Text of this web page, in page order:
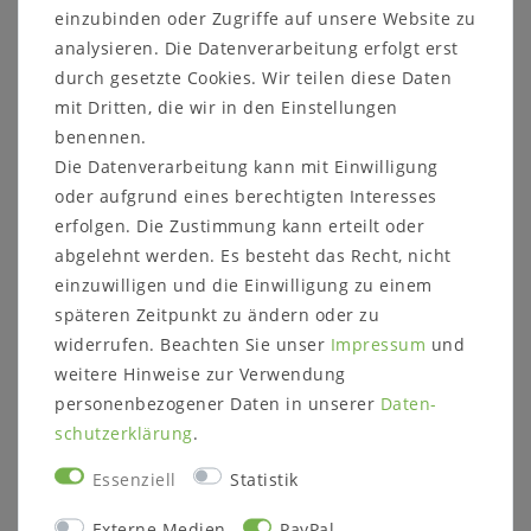
Anzahl Einlegeböden:
1 Holzboden
Schubladen:
2 Schubladen
Die Schubladen können wahlweise unten oder
oben montiert werden.
Griffe:
Es stehen verschiedene Griffe zur Auswahl.
Wenn Sie keine Angabe hierzu machen, liefern
wir den abgebildeten Messinggriff B1.
Weitere Informationen zum
Programm:
Holz und Oberfläche wahlweise:
Seiten/Böden/Topplatten parkettverleimt
einzubinden oder Zugriffe auf unsere Website zu
analysieren. Die Datenverarbeitung erfolgt erst
durch gesetzte Cookies. Wir teilen diese Daten
mit Dritten, die wir in den Einstellungen
benennen.
Die Datenverarbeitung kann mit Einwilligung
oder aufgrund eines berechtigten Interesses
erfolgen. Die Zustimmung kann erteilt oder
abgelehnt werden. Es besteht das Recht, nicht
einzuwilligen und die Einwilligung zu einem
späteren Zeitpunkt zu ändern oder zu
widerrufen. Beachten Sie unser Impressum und
weitere Hinweise zur Verwendung
personenbezogener Daten in unserer Daten­
schutz­erklärung.
Essenziell Statistik